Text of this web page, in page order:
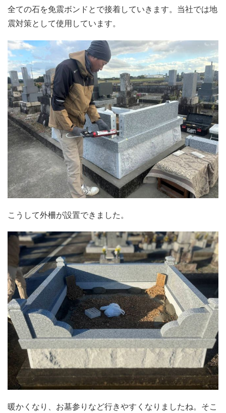
全ての石を免震ボンドとで接着していきます。当社では地
震対策として使用しています。
こうして外柵が設置できました。
暖かくなり、お墓参りなど行きやすくなりましたね。そこ